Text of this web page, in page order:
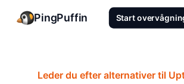
PingPuffin Start
Leder du efter alternativer til